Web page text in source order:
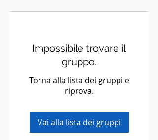
Impossibile trovare il
gruppo.
Torna alla lista dei gruppi e
riprova.
Vai alla lista dei gruppi